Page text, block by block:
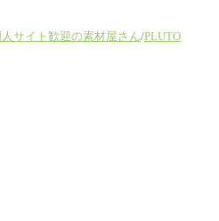
人サイト歓迎の素材屋さん/PLUTO